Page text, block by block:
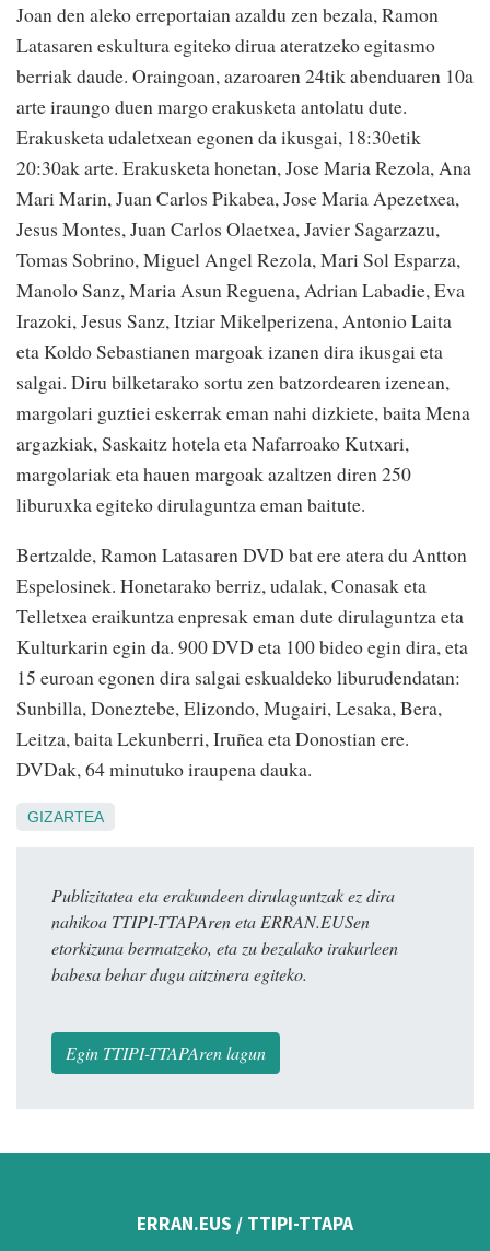
Joan den aleko erreportaian azaldu zen bezala, Ramon
Latasaren eskultura egiteko dirua ateratzeko egitasmo
berriak daude. Oraingoan, azaroaren 24tik abenduaren 10a
arte iraungo duen margo erakusketa antolatu dute.
Erakusketa udaletxean egonen da ikusgai, 18:30etik
20:30ak arte. Erakusketa honetan, Jose Maria Rezola, Ana
Mari Marin, Juan Carlos Pikabea, Jose Maria Apezetxea,
Jesus Montes, Juan Carlos Olaetxea, Javier Sagarzazu,
Tomas Sobrino, Miguel Angel Rezola, Mari Sol Esparza,
Manolo Sanz, Maria Asun Reguena, Adrian Labadie, Eva
Irazoki, Jesus Sanz, Itziar Mikelperizena, Antonio Laita
eta Koldo Sebastianen margoak izanen dira ikusgai eta
salgai. Diru bilketarako sortu zen batzordearen izenean,
margolari guztiei eskerrak eman nahi dizkiete, baita Mena
argazkiak, Saskaitz hotela eta Nafarroako Kutxari,
margolariak eta hauen margoak azaltzen diren 250
liburuxka egiteko dirulaguntza eman baitute.
Bertzalde, Ramon Latasaren DVD bat ere atera du Antton
Espelosinek. Honetarako berriz, udalak, Conasak eta
Telletxea eraikuntza enpresak eman dute dirulaguntza eta
Kulturkarin egin da. 900 DVD eta 100 bideo egin dira, eta
15 euroan egonen dira salgai eskualdeko liburudendatan:
Sunbilla, Doneztebe, Elizondo, Mugairi, Lesaka, Bera,
Leitza, baita Lekunberri, Iruñea eta Donostian ere.
DVDak, 64 minutuko iraupena dauka.
GIZARTEA
Publizitatea eta erakundeen dirulaguntzak ez dira
nahikoa TTIPI-TTAPAren eta ERRAN.EUSen
etorkizuna bermatzeko, eta zu bezalako irakurleen
babesa behar dugu aitzinera egiteko.
Egin TTIPI-TTAPAren lagun
ERRAN.EUS / TTIPI-TTAPA